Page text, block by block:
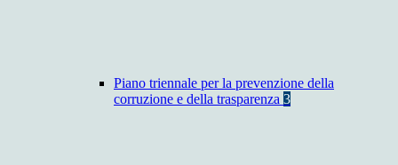
Piano triennale per la prevenzione della
corruzione e della trasparenza 3